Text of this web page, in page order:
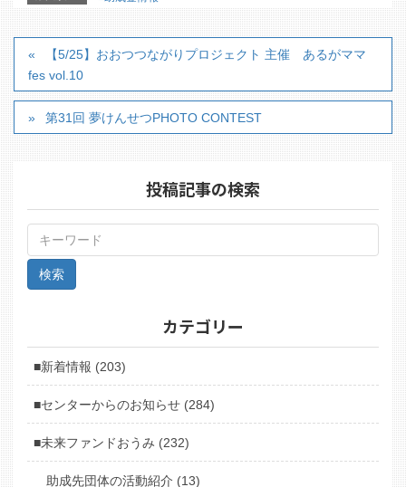
【5/25】おおつつながりプロジェクト 主催 あるがママ
fes vol.10
第31回 夢けんせつPHOTO CONTEST
投稿記事の検索
カテゴリー
■新着情報 (203)
■センターからのお知らせ (284)
■未来ファンドおうみ (232)
助成先団体の活動紹介 (13)